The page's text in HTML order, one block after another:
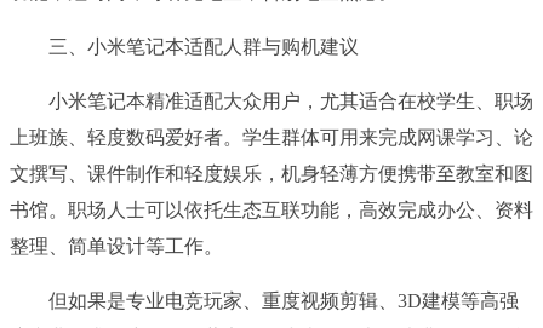
三、小米笔记本适配人群与购机建议
小米笔记本精准适配大众用户，尤其适合在校学生、职场
上班族、轻度数码爱好者。学生群体可用来完成网课学习、论
文撰写、课件制作和轻度娱乐，机身轻薄方便携带至教室和图
书馆。职场人士可以依托生态互联功能，高效完成办公、资料
整理、简单设计等工作。
但如果是专业电竞玩家、重度视频剪辑、3D建模等高强